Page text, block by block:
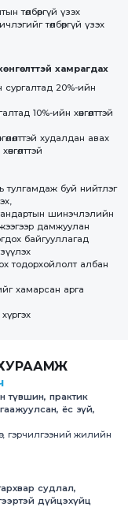
төлбөргүй үзэх
төлбөргүй үзэх
хамрагдах
сургалтад 20%-ийн
10%-ийн хөнгөлттэй
худалдан авах
тулгамдаж буй нийтлэг
шинэчлэлийн
дамжуулан
байгууллагад
тодорхойлолт албан
хамарсан арга
ХУРААМЖ
түвшин, практик
ёс зүй,
гэрчилгээний жилийн
судлал,
дүйцэхүйц